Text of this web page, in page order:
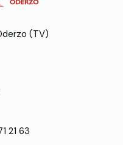
(TV)
21 63